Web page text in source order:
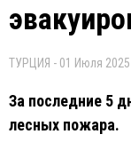
ТУРЦИЯ - 01 Июля
За последние 5
лесных пожара.